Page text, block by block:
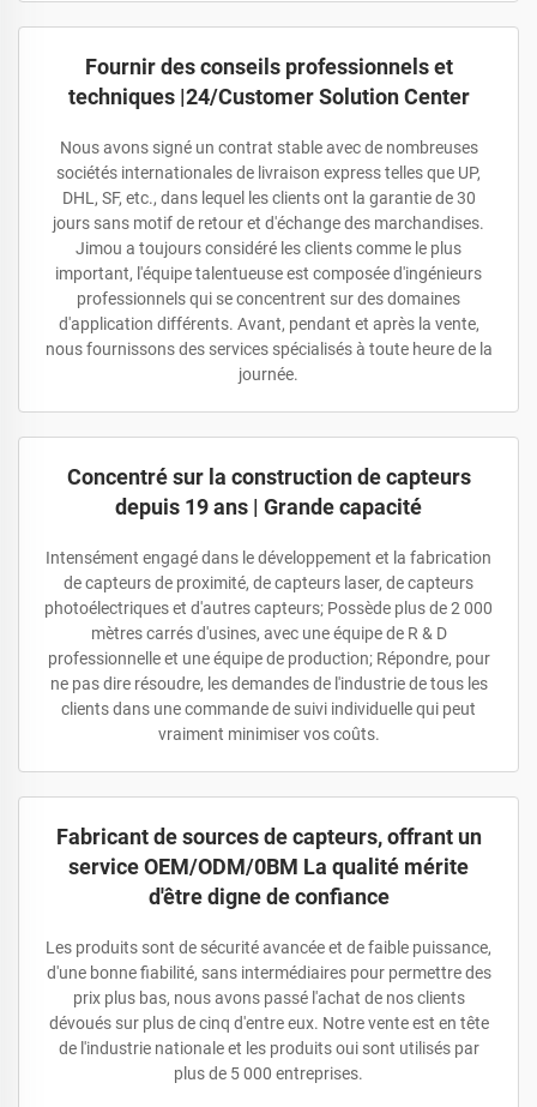
Fournir des conseils professionnels et
techniques |24/Customer Solution Center
Nous avons signé un contrat stable avec de nombreuses
sociétés internationales de livraison express telles que UP,
DHL, SF, etc., dans lequel les clients ont la garantie de 30
jours sans motif de retour et d'échange des marchandises.
Jimou a toujours considéré les clients comme le plus
important, l'équipe talentueuse est composée d'ingénieurs
professionnels qui se concentrent sur des domaines
d'application différents. Avant, pendant et après la vente,
nous fournissons des services spécialisés à toute heure de la
journée.
Concentré sur la construction de capteurs
depuis 19 ans | Grande capacité
Intensément engagé dans le développement et la fabrication
de capteurs de proximité, de capteurs laser, de capteurs
photoélectriques et d'autres capteurs; Possède plus de 2 000
mètres carrés d'usines, avec une équipe de R & D
professionnelle et une équipe de production; Répondre, pour
ne pas dire résoudre, les demandes de l'industrie de tous les
clients dans une commande de suivi individuelle qui peut
vraiment minimiser vos coûts.
Fabricant de sources de capteurs, offrant un
service OEM/ODM/0BM La qualité mérite
d'être digne de confiance
Les produits sont de sécurité avancée et de faible puissance,
d'une bonne fiabilité, sans intermédiaires pour permettre des
prix plus bas, nous avons passé l'achat de nos clients
dévoués sur plus de cinq d'entre eux. Notre vente est en tête
de l'industrie nationale et les produits oui sont utilisés par
plus de 5 000 entreprises.